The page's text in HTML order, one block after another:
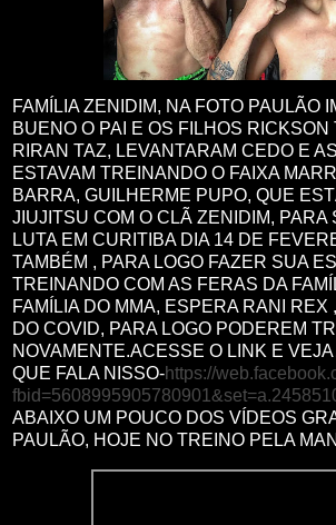
FAMÍLIA ZENIDIM, NA FOTO PAULÃO
BUENO O PAI E OS FILHOS RICKSON
RIRAN TAZ, LEVANTARAM CEDO E
ESTAVAM TREINANDO O FAIXA
BARRA, GUILHERME PUPO, QUE
JIUJITSU COM O CLÃ ZENIDIM, PARA
LUTA EM CURITIBA DIA 14 DE
TAMBÉM , PARA LOGO FAZER SUA
TREINANDO COM AS FERAS DA
FAMÍLIA DO MMA, ESPERA RANI
DO COVID, PARA LOGO PODEREM
NOVAMENTE.ACESSE O LINK E VEJA
QUE FALA NISSO-https://
ABAIXO UM POUCO DOS VÍDEOS
PAULÃO, HOJE NO TREINO PELA